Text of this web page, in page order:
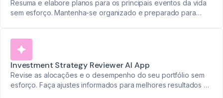
Resuma e elabore planos para os principais eventos da vida
sem esforço. Mantenha-se organizado e preparado para
Investment Strategy Reviewer AI App
Revise as alocações e o desempenho do seu portfólio sem
esforço. Faça ajustes informados para melhores resultados a